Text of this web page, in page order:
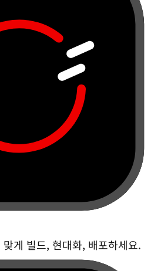
게 빌드, 현대화, 배포하세요.